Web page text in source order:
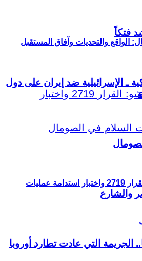
الواقع والتحديات وآفاق المستقبل
متلازمة مقديشو: القرار 2719 واختبار استدامة عمليات
فتكاً
ـ الإسرائيلية ضد إيران على دول
والشارع
الجريمة التي عادت تطارد أوروبا